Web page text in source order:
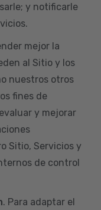
y notificarle
mejor la
al Sitio y los
nuestros otros
fines de
y mejorar
Sitio, Servicios y
de control
. Para adaptar el